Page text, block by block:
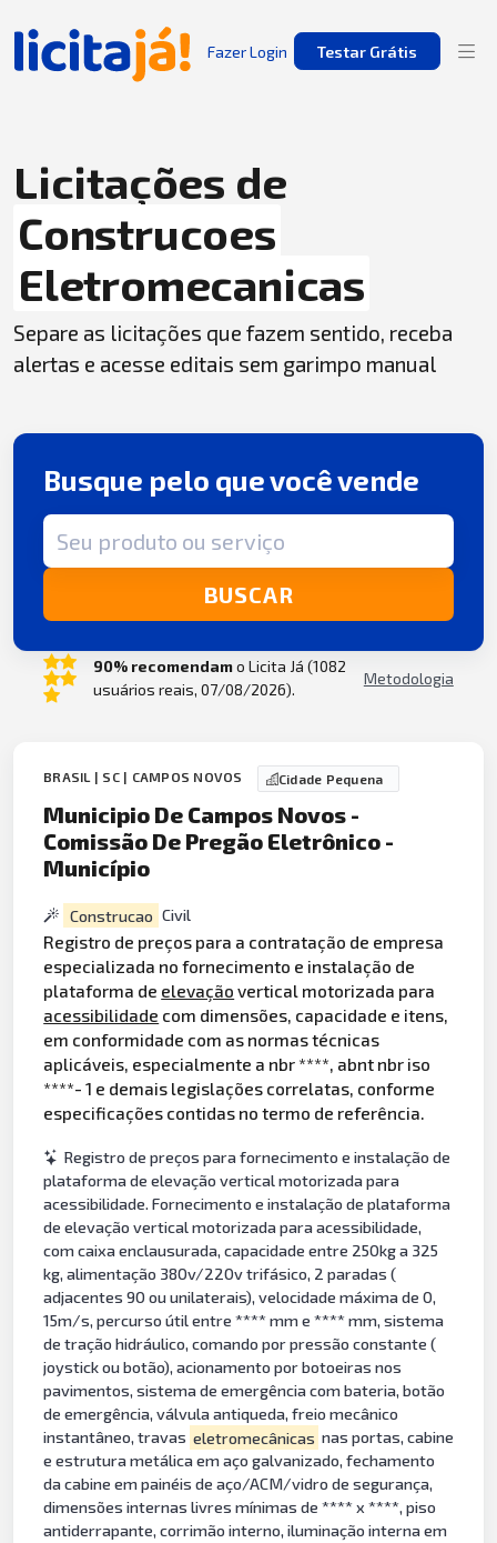
Fazer Login Testar Grátis
Licitações de
Construcoes
Eletromecanicas
Separe as licitações que fazem sentido, receba
alertas e acesse editais sem garimpo manual
Busque pelo que você vende
Termo de busca
BUSCAR
90% recomendamo Licita Já (1082
usuários reais, 07/08/2026).
Metodologia
BRASIL | SC | CAMPOS NOVOS Cidade Pequena
Municipio De Campos Novos -
Comissão De Pregão Eletrônico -
Município
Construcao Civil
Registro de preços para a contratação de empresa
especializada no fornecimento e instalação de
plataforma de elevação vertical motorizada para
acessibilidade com dimensões, capacidade e itens,
em conformidade com as normas técnicas
aplicáveis, especialmente a nbr ****, abnt nbr iso
****- 1 e demais legislações correlatas, conforme
especificações contidas no termo de referência.
Registro de preços para fornecimento e instalação de
plataforma de elevação vertical motorizada para
acessibilidade. Fornecimento e instalação de plataforma
de elevação vertical motorizada para acessibilidade,
com caixa enclausurada, capacidade entre 250kg a 325
kg, alimentação 380v/220v trifásico, 2 paradas (
adjacentes 90 ou unilaterais), velocidade máxima de 0,
15m/s, percurso útil entre **** mm e **** mm, sistema
de tração hidráulico, comando por pressão constante (
joystick ou botão), acionamento por botoeiras nos
pavimentos, sistema de emergência com bateria, botão
de emergência, válvula antiqueda, freio mecânico
instantâneo, travas eletromecânicas nas portas, cabine
e estrutura metálica em aço galvanizado, fechamento
da cabine em painéis de aço/ACM/vidro de segurança,
dimensões internas livres mínimas de **** x ****, piso
antiderrapante, corrimão interno, iluminação interna em